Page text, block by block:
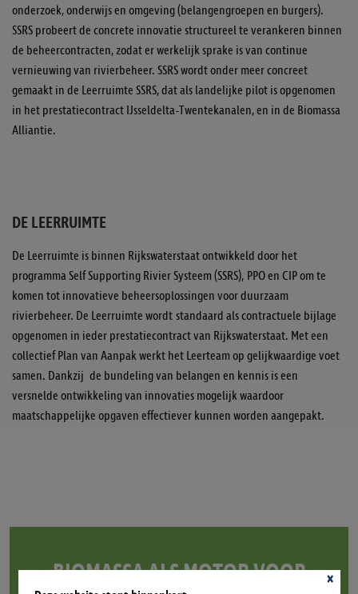
onderzoek, onderwijs en omgeving (belangengroepen en burgers).
SSRS probeert de concrete innovatie structureel te verankeren binnen
de beheercontracten, zodat er werkelijk sprake is van continue
vernieuwing van rivierbeheer. SSRS wordt onder meer concreet
gemaakt in de Leerruimte SSRS, dat als landelijke pilot is opgenomen
in het prestatiecontract IJsseldelta-Twentekanalen, en in de Biomassa
Alliantie.
DE LEERRUIMTE
De Leerruimte is binnen Rijkswaterstaat ontwikkeld door het
programma Self Supporting Rivier Systeem (SSRS), PPO en CIP om te
komen tot innovatieve beheersoplossingen voor duurzaam
rivierbeheer. De Leerruimte wordt standaard als contractuele bijlage
opgenomen in ieder prestatiecontract van Rijkswaterstaat. Met een
collectief Plan van Aanpak werkt het Leerteam op gelijkwaardige voet
samen. Dankzij de bundeling van belangen en kennis is een
versnelde ontwikkeling van innovaties mogelijk waardoor
maatschappelijke opgaven effectiever kunnen worden aangepakt.
BIOMASSA ALS MOTOR VOOR ×